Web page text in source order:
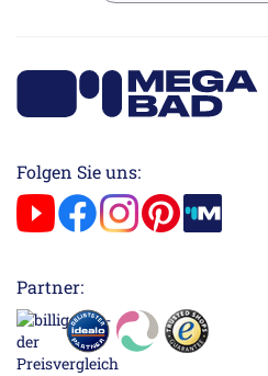
Folgen Sie uns:
Partner: